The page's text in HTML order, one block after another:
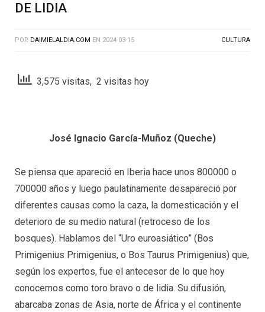
DE LIDIA
POR DAIMIELALDIA.COM EN 2024-03-15 CULTURA
3,575 visitas, 2 visitas hoy
José Ignacio García-Muñoz (Queche)
Se piensa que apareció en Iberia hace unos 800000 o
700000 años y luego paulatinamente desapareció por
diferentes causas como la caza, la domesticación y el
deterioro de su medio natural (retroceso de los
bosques). Hablamos del “Uro euroasiático” (Bos
Primigenius Primigenius, o Bos Taurus Primigenius) que,
según los expertos, fue el antecesor de lo que hoy
conocemos como toro bravo o de lidia. Su difusión,
abarcaba zonas de Asia, norte de África y el continente